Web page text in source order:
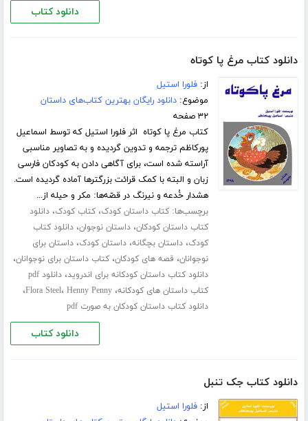
دانلود کتاب
دانلود کتاب مرغ پا کوتاه
از:فلورا استیل
موضوع:دانلود رایگان بهترین کتاب‌های داستان
۳۲ صفحه
کتاب مرغ پا کوتاه اثر فلورا استیل که توسط اسماعیل
پورکاظم ترجمه و تدوین گردیده و به تصاویر مناسبی
آراسته شده است، برای آگاهی دادن به کودکان فارسی
زبان و البته با کمک قرائت بزرگترها آماده گردیده است.
هشدار خُدعه و نیرنگ در قصّه‌‌ها: مکر و حیله از...
برچسب‌ها:کتاب داستان کودک،کتاب کودک،دانلود
کتاب داستان کودکان،داستان نوجوان،دانلود کتاب
کودک،داستان بچگانه،داستان کودک،داستان برای
نوجوانان، قصه های کودکان،کتاب داستان برای نوجوانان،
دانلود کتاب داستان کودکانه برای اندروید،
دانلود pdf
کتاب داستان های کودکانه، Flora Steel، Henny Penny ،
دانلود کتاب داستان کودکان به صورت pdf
دانلود کتاب
دانلود کتاب جک تنبل
از:فلورا استیل